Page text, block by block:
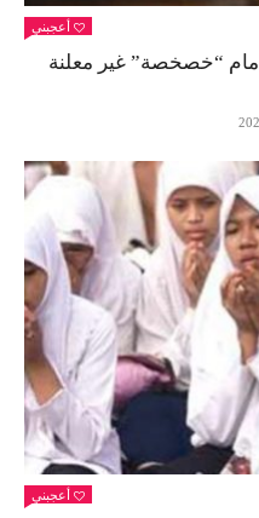
أعجبني
“خصخصة” غير معلنة
أعجبني